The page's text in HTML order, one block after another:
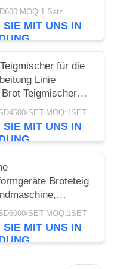
Linie Brot
MOQ:1 Satz
SIE MIT UNS IN
für die
Linie
Teigmischer
Brotmehlmischer
SET MOQ:1SET
SIE MIT UNS IN
Bröteteig
hohe
SET MOQ:1SET
SIE MIT UNS IN